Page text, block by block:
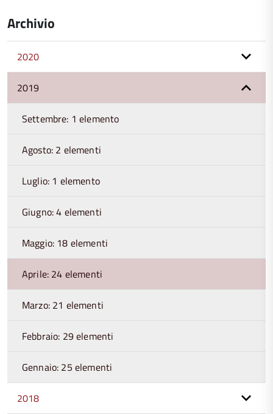
Archivio
2020
2019
Settembre: 1 elemento
Agosto: 2 elementi
Luglio: 1 elemento
Giugno: 4 elementi
Maggio: 18 elementi
Aprile: 24 elementi
Marzo: 21 elementi
Febbraio: 29 elementi
Gennaio: 25 elementi
2018